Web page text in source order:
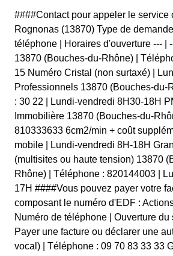
####Contact pour appeler le service
Rognonas (13870) Type de
téléphone | Horaires d'ouverture --- |
13870 (Bouches-du-Rhône) |
15 Numéro Cristal (non surtaxé) |
Professionnels 13870 (Bouches-du-
: 30 22 | Lundi-vendredi 8H30-18H
Immobilière 13870 (Bouches-du-
810333633 6cm2/min + coût
mobile | Lundi-vendredi 8H-18H
(multisites ou haute tension) 13870
Rhône) | Téléphone : 820144003 |
17H ####Vous pouvez payer votre
composant le numéro d'EDF :
Numéro de téléphone | Ouverture du
Payer une facture ou déclarer une
vocal) | Téléphone : 09 70 83 33 33